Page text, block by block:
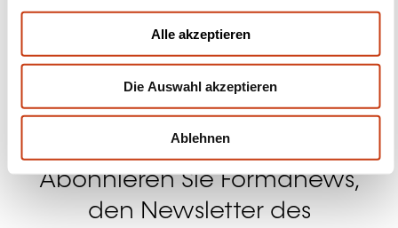
Alle akzeptieren
Die Auswahl akzeptieren
Ablehnen
Kontakt mit uns aufnehmen
Abonnieren Sie Formanews,
den Newsletter des